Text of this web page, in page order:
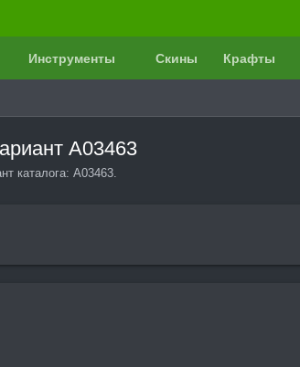
Инструменты Скины Крафты
A03463
каталога: A03463.